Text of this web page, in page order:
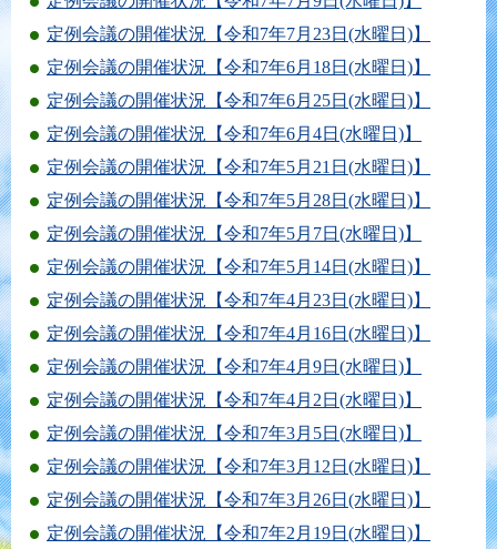
定例会議の開催状況【令和7年7月23日(水曜日)】
定例会議の開催状況【令和7年6月18日(水曜日)】
定例会議の開催状況【令和7年6月25日(水曜日)】
定例会議の開催状況【令和7年6月4日(水曜日)】
定例会議の開催状況【令和7年5月21日(水曜日)】
定例会議の開催状況【令和7年5月28日(水曜日)】
定例会議の開催状況【令和7年5月7日(水曜日)】
定例会議の開催状況【令和7年5月14日(水曜日)】
定例会議の開催状況【令和7年4月23日(水曜日)】
定例会議の開催状況【令和7年4月16日(水曜日)】
定例会議の開催状況【令和7年4月9日(水曜日)】
定例会議の開催状況【令和7年4月2日(水曜日)】
定例会議の開催状況【令和7年3月5日(水曜日)】
定例会議の開催状況【令和7年3月12日(水曜日)】
定例会議の開催状況【令和7年3月26日(水曜日)】
定例会議の開催状況【令和7年2月19日(水曜日)】